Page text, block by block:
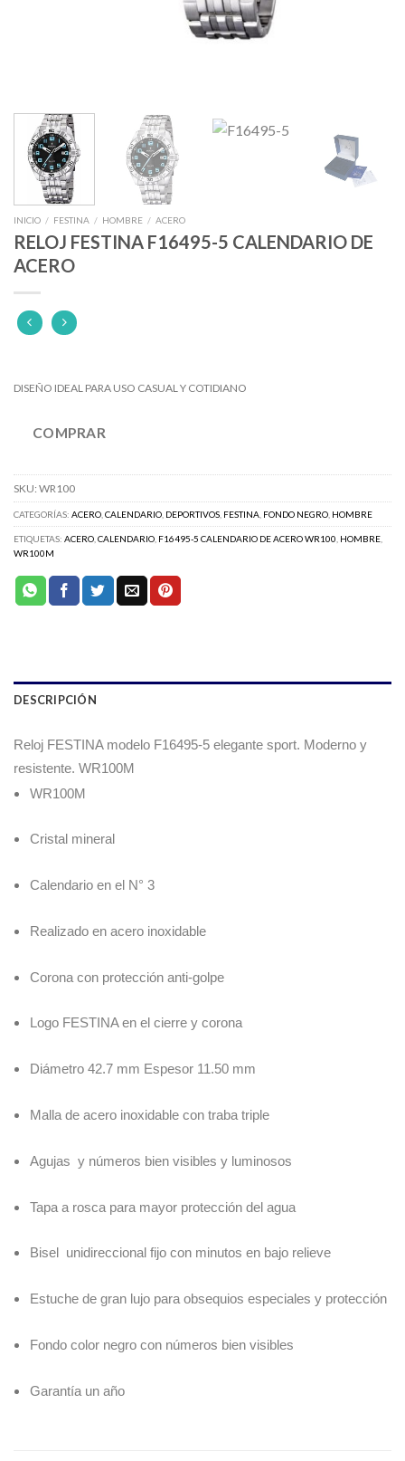
INICIO / FESTINA / HOMBRE / ACERO
RELOJ FESTINA F16495-5 CALENDARIO DE
ACERO
DISEÑO IDEAL PARA USO CASUAL Y COTIDIANO
COMPRAR
SKU: WR100
CATEGORÍAS: ACERO CALENDARIO DEPORTIVOS FESTINA FONDO NEGRO HOMBRE
ETIQUETAS: ACERO CALENDARIO F16495-5 CALENDARIO DE ACERO WR100 HOMBRE
WR100M
DESCRIPCIÓN
Reloj FESTINA modelo F16495-5 elegante sport. Moderno y
resistente. WR100M
WR100M
Cristal mineral
Calendario en el N° 3
Realizado en acero inoxidable
Corona con protección anti-golpe
Logo FESTINA en el cierre y corona
Diámetro 42.7 mm Espesor 11.50 mm
Malla de acero inoxidable con traba triple
Agujas y números bien visibles y luminosos
Tapa a rosca para mayor protección del agua
Bisel unidireccional fijo con minutos en bajo relieve
Estuche de gran lujo para obsequios especiales y protección
Fondo color negro con números bien visibles
Garantía un año